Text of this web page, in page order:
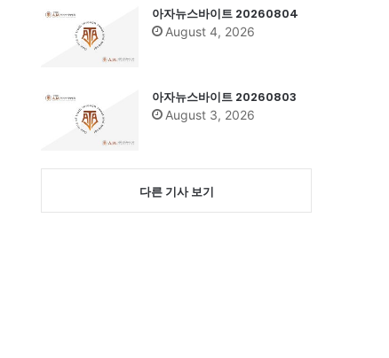
아자뉴스바이트 20260804
August 4, 2026
아자뉴스바이트 20260803
August 3, 2026
다른 기사 보기